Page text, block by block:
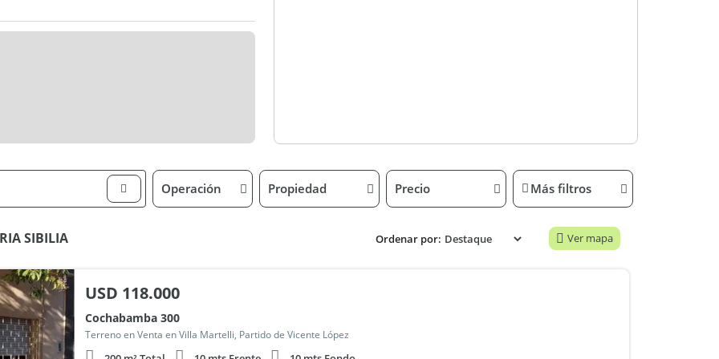
Operación Propiedad Precio Más filtros
SIBILIA Ordenar por: Ver mapa
USD 118.000
Cochabamba 300
Terreno en Venta en Villa Martelli, Partido de Vicente López